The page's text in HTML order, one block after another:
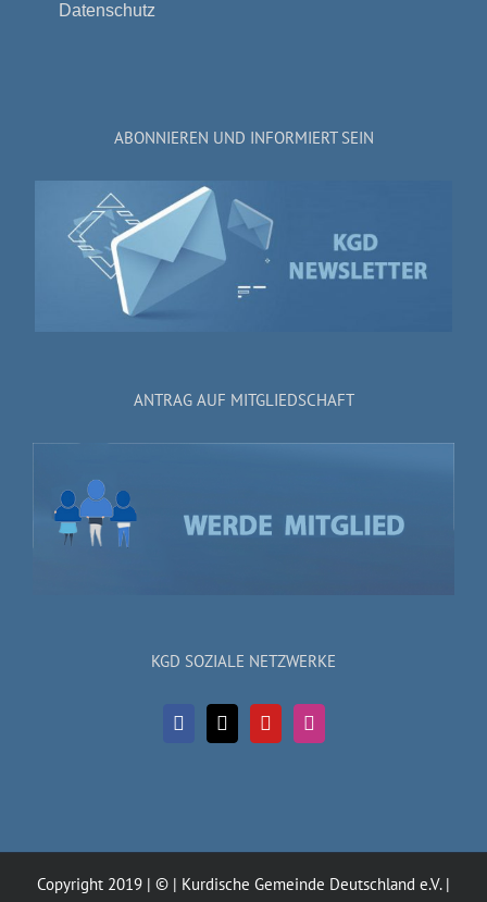
Datenschutz
ABONNIEREN UND INFORMIERT SEIN
ANTRAG AUF MITGLIEDSCHAFT
KGD SOZIALE NETZWERKE
Copyright 2019 | © | Kurdische Gemeinde Deutschland e.V. |